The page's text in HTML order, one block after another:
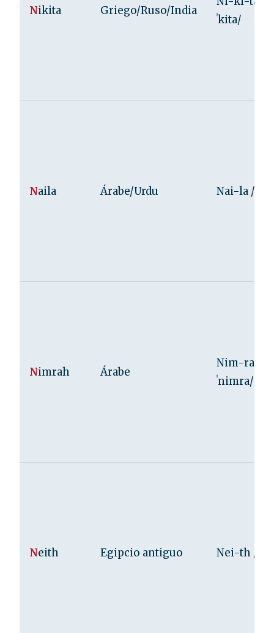
Nikita Griego/Ruso/India
ˈkita/
Naila Árabe/Urdu Nai-la /
Nimrah Árabe
Nim-rah /
ˈnimra/
Neith Egipcio antiguo Nei-th /